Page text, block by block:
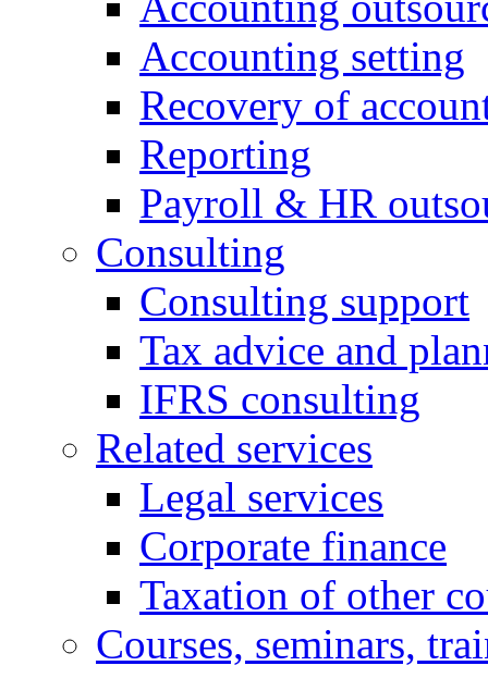
Accounting setting
Recovery of
Reporting
Payroll & HR
Consulting
Consulting support
Tax advice and
IFRS consulting
Related services
Legal services
Corporate finance
Taxation of other
Courses, seminars,